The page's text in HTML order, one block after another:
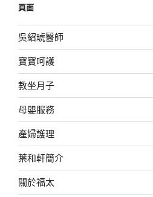
字:
頁面
吳紹琥醫師
寶寶呵護
教坐月子
母嬰服務
產婦護理
葉和軒簡介
關於福太